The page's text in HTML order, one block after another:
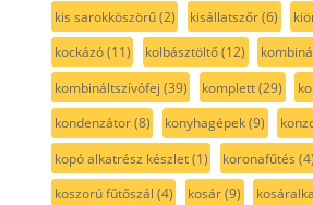
kis sarokköszörű(2) kisállatszőr(6)
kockázó(11) kolbásztöltő(12)
kombináltszívófej (39) komplett(29)
kondenzátor(8) konyhagépek(9)
kopó alkatrész készlet(1) koronafűtés (4)
koszorú fűtőszál (4) kosár(9)